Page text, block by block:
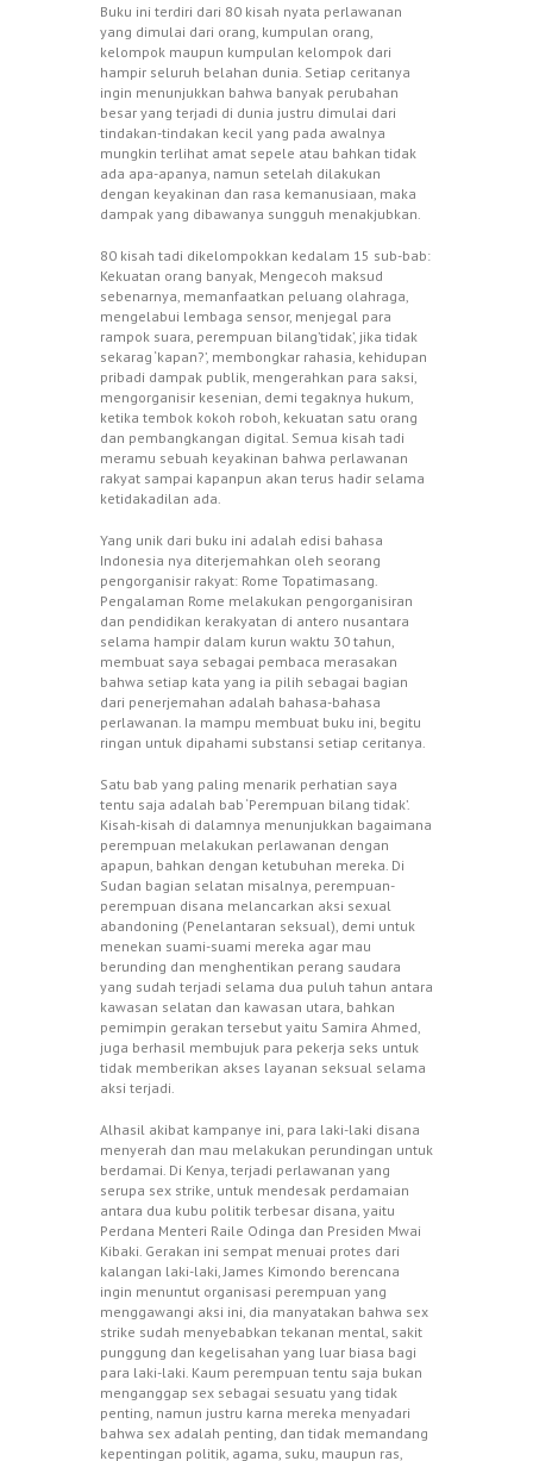
Buku ini terdiri dari 80 kisah nyata perlawanan
yang dimulai dari orang, kumpulan orang,
kelompok maupun kumpulan kelompok dari
hampir seluruh belahan dunia. Setiap ceritanya
ingin menunjukkan bahwa banyak perubahan
besar yang terjadi di dunia justru dimulai dari
tindakan-tindakan kecil yang pada awalnya
mungkin terlihat amat sepele atau bahkan tidak
ada apa-apanya, namun setelah dilakukan
dengan keyakinan dan rasa kemanusiaan, maka
dampak yang dibawanya sungguh menakjubkan.
80 kisah tadi dikelompokkan kedalam 15 sub-bab:
Kekuatan orang banyak, Mengecoh maksud
sebenarnya, memanfaatkan peluang olahraga,
mengelabui lembaga sensor, menjegal para
rampok suara, perempuan bilang’tidak’, jika tidak
sekarag ‘kapan?’, membongkar rahasia, kehidupan
pribadi dampak publik, mengerahkan para saksi,
mengorganisir kesenian, demi tegaknya hukum,
ketika tembok kokoh roboh, kekuatan satu orang
dan pembangkangan digital. Semua kisah tadi
meramu sebuah keyakinan bahwa perlawanan
rakyat sampai kapanpun akan terus hadir selama
ketidakadilan ada.
Yang unik dari buku ini adalah edisi bahasa
Indonesia nya diterjemahkan oleh seorang
pengorganisir rakyat: Rome Topatimasang.
Pengalaman Rome melakukan pengorganisiran
dan pendidikan kerakyatan di antero nusantara
selama hampir dalam kurun waktu 30 tahun,
membuat saya sebagai pembaca merasakan
bahwa setiap kata yang ia pilih sebagai bagian
dari penerjemahan adalah bahasa-bahasa
perlawanan. Ia mampu membuat buku ini, begitu
ringan untuk dipahami substansi setiap ceritanya.
Satu bab yang paling menarik perhatian saya
tentu saja adalah bab ‘Perempuan bilang tidak’.
Kisah-kisah di dalamnya menunjukkan bagaimana
perempuan melakukan perlawanan dengan
apapun, bahkan dengan ketubuhan mereka. Di
Sudan bagian selatan misalnya, perempuan-
perempuan disana melancarkan aksi sexual
abandoning (Penelantaran seksual), demi untuk
menekan suami-suami mereka agar mau
berunding dan menghentikan perang saudara
yang sudah terjadi selama dua puluh tahun antara
kawasan selatan dan kawasan utara, bahkan
pemimpin gerakan tersebut yaitu Samira Ahmed,
juga berhasil membujuk para pekerja seks untuk
tidak memberikan akses layanan seksual selama
aksi terjadi.
Alhasil akibat kampanye ini, para laki-laki disana
menyerah dan mau melakukan perundingan untuk
berdamai. Di Kenya, terjadi perlawanan yang
serupa sex strike, untuk mendesak perdamaian
antara dua kubu politik terbesar disana, yaitu
Perdana Menteri Raile Odinga dan Presiden Mwai
Kibaki. Gerakan ini sempat menuai protes dari
kalangan laki-laki, James Kimondo berencana
ingin menuntut organisasi perempuan yang
menggawangi aksi ini, dia manyatakan bahwa sex
strike sudah menyebabkan tekanan mental, sakit
punggung dan kegelisahan yang luar biasa bagi
para laki-laki. Kaum perempuan tentu saja bukan
menganggap sex sebagai sesuatu yang tidak
penting, namun justru karna mereka menyadari
bahwa sex adalah penting, dan tidak memandang
kepentingan politik, agama, suku, maupun ras,